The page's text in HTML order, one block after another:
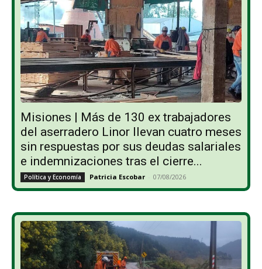
Misiones | Más de 130 ex trabajadores
del aserradero Linor llevan cuatro meses
sin respuestas por sus deudas salariales
e indemnizaciones tras el cierre...
Política y Economía Patricia Escobar - 07/08/2026